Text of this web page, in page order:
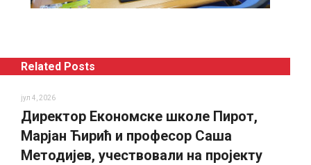
Related Posts
јул 4, 2026
Директор Економске школе Пирот,
Марјан Ћирић и професор Саша
Методијев, учествовали на пројекту